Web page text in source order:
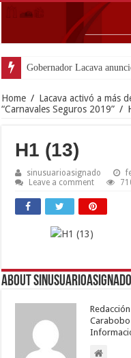
Home / Lacava activó a más
“Carnavales Seguros 2019” /
H1 (13)
sinusuarioasignado
Leave a comment
About sinusuarioasignado